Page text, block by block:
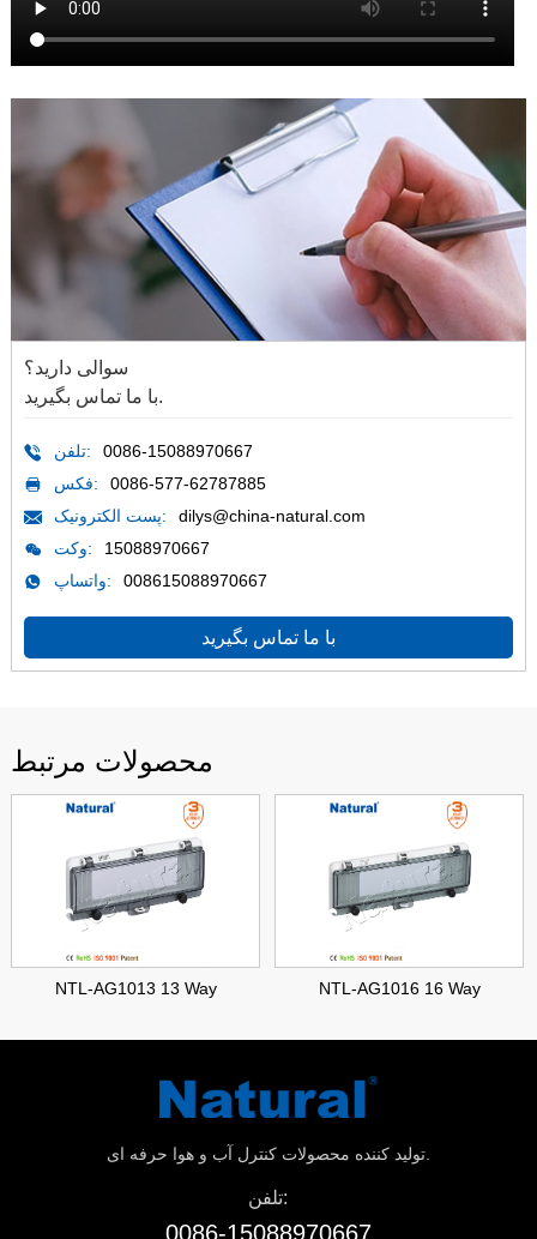
سوالی دارید؟
با ما تماس بگیرید.
تلفن:
0086-15088970667
فکس:
0086-577-62787885
پست الکترونیک:
dilys@china-natural.com
وکت:
15088970667
واتساپ:
008615088970667
با ما تماس بگیرید
محصولات مرتبط
NTL-AG1013 13 Way NTL-AG1016 16 Way
تولید کننده محصولات کنترل آب و هوا حرفه ای.
تلفن:
0086-15088970667